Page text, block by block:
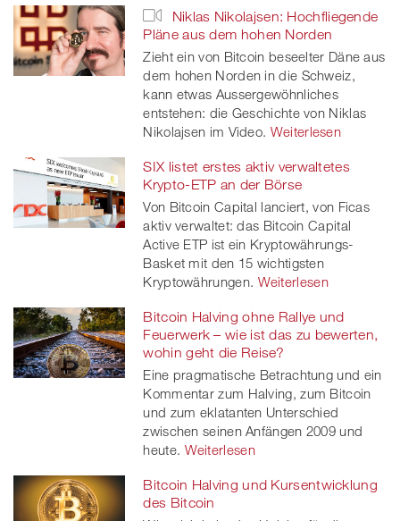
Niklas Nikolajsen: Hochfliegende
Pläne aus dem hohen Norden
Zieht ein von Bitcoin beseelter Däne aus
dem hohen Norden in die Schweiz,
kann etwas Aussergewöhnliches
entstehen: die Geschichte von Niklas
Nikolajsen im Video. Weiterlesen
SIX listet erstes aktiv verwaltetes
Krypto-ETP an der Börse
Von Bitcoin Capital lanciert, von Ficas
aktiv verwaltet: das Bitcoin Capital
Active ETP ist ein Kryptowährungs-
Basket mit den 15 wichtigsten
Kryptowährungen. Weiterlesen
Bitcoin Halving ohne Rallye und
Feuerwerk – wie ist das zu bewerten,
wohin geht die Reise?
Eine pragmatische Betrachtung und ein
Kommentar zum Halving, zum Bitcoin
und zum eklatanten Unterschied
zwischen seinen Anfängen 2009 und
heute. Weiterlesen
Bitcoin Halving und Kursentwicklung
des Bitcoin